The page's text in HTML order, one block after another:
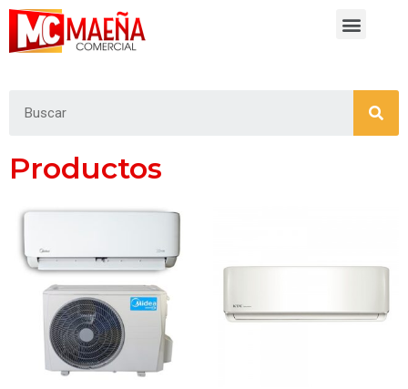
Productos